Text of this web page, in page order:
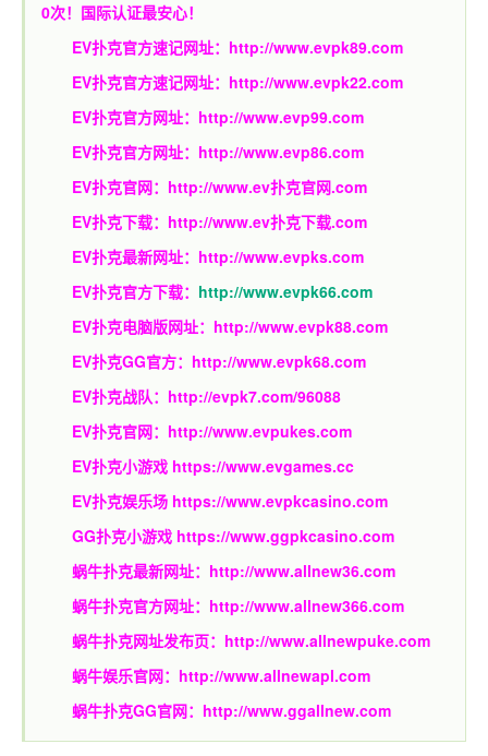
0次！国际认证最安心！
EV扑克官方速记网址： http://www.evpk89.com
EV扑克官方速记网址： http://www.evpk22.com
EV扑克官方网址： http://www.evp99.com
EV扑克官方网址： http://www.evp86.com
EV扑克官网： http://www.ev扑克官网.com
EV扑克下载： http://www.ev扑克下载.com
EV扑克最新网址： http://www.evpks.com
EV扑克官方下载： http://www.evpk66.com
EV扑克电脑版网址： http://www.evpk88.com
EV扑克GG官方： http://www.evpk68.com
EV扑克战队： http://evpk7.com/96088
EV扑克官网： http://www.evpukes.com
EV扑克小游戏 https://www.evgames.cc
EV扑克娱乐场 https://www.evpkcasino.com
GG扑克小游戏 https://www.ggpkcasino.com
蜗牛扑克最新网址： http://www.allnew36.com
蜗牛扑克官方网址： http://www.allnew366.com
蜗牛扑克网址发布页： http://www.allnewpuke.com
蜗牛娱乐官网： http://www.allnewapl.com
蜗牛扑克GG官网： http://www.ggallnew.com